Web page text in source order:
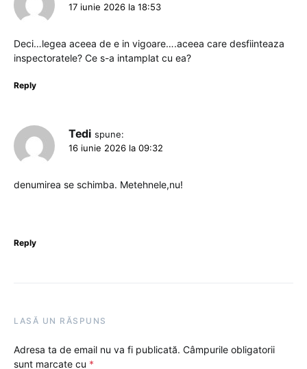
17 iunie 2026 la 18:53
Deci…legea aceea de e in vigoare….aceea care desfiinteaza
inspectoratele? Ce s-a intamplat cu ea?
Reply
Tedi spune:
16 iunie 2026 la 09:32
denumirea se schimba. Metehnele,nu!
Reply
LASĂ UN RĂSPUNS
Adresa ta de email nu va fi publicată. Câmpurile obligatorii
sunt marcate cu *